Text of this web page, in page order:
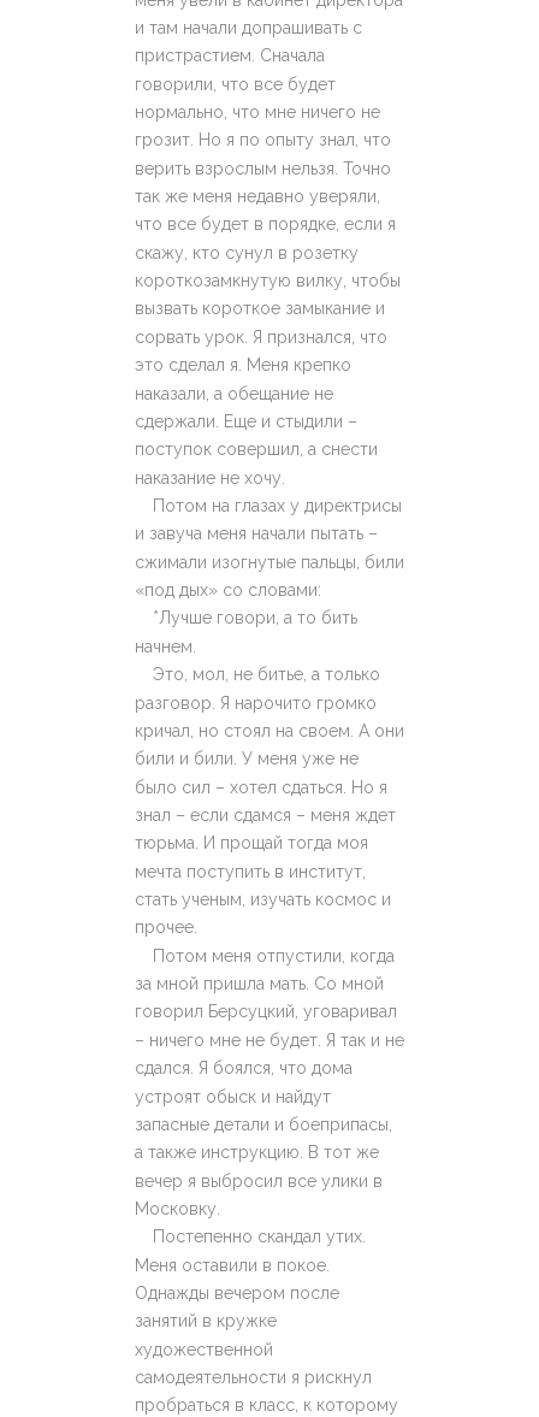
и там начали допрашивать с
пристрастием. Сначала
говорили, что все будет
нормально, что мне ничего не
грозит. Но я по опыту знал, что
верить взрослым нельзя. Точно
так же меня недавно уверяли,
что все будет в порядке, если я
скажу, кто сунул в розетку
короткозамкнутую вилку, чтобы
вызвать короткое замыкание и
сорвать урок. Я признался, что
это сделал я. Меня крепко
наказали, а обещание не
сдержали. Еще и стыдили –
поступок совершил, а снести
наказание не хочу.
Потом на глазах у директрисы
и завуча меня начали пытать –
сжимали изогнутые пальцы, били
«под дых» со словами:
*Лучше говори, а то бить
начнем.
Это, мол, не битье, а только
разговор. Я нарочито громко
кричал, но стоял на своем. А они
били и били. У меня уже не
было сил – хотел сдаться. Но я
знал – если сдамся – меня ждет
тюрьма. И прощай тогда моя
мечта поступить в институт,
стать ученым, изучать космос и
прочее.
Потом меня отпустили, когда
за мной пришла мать. Со мной
говорил Берсуцкий, уговаривал
– ничего мне не будет. Я так и не
сдался. Я боялся, что дома
устроят обыск и найдут
запасные детали и боеприпасы,
а также инструкцию. В тот же
вечер я выбросил все улики в
Московку.
Постепенно скандал утих.
Меня оставили в покое.
Однажды вечером после
занятий в кружке
художественной
самодеятельности я рискнул
пробраться в класс, к которому